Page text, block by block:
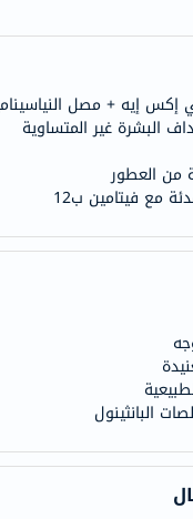
البشرة غير المتساوية
من العطور
مع فيتامين ب12
البانثينول